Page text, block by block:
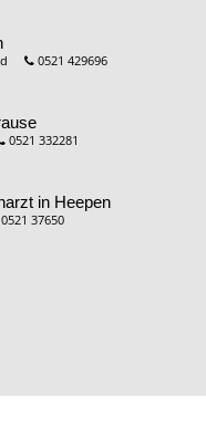
0521 429696
0521 332281
in Heepen
37650